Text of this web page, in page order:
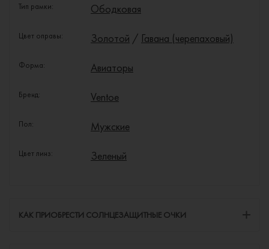
Тип рамки: Ободковая
Цвет оправы: Золотой / Гавана (черепаховый)
Форма: Авиаторы
Бренд: Ventoe
Пол: Мужские
Цвет линз: Зеленый
КАК ПРИОБРЕСТИ СОЛНЦЕЗАЩИТНЫЕ ОЧКИ